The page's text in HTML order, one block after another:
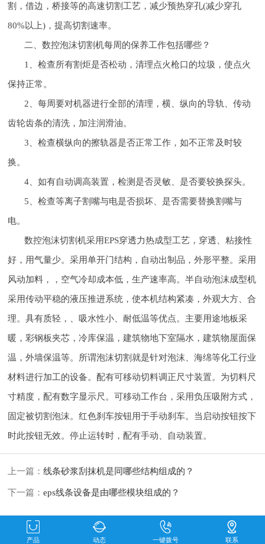
割，借边，桥接等的高速切割工艺，减少预热穿孔(减少穿孔
80%以上)，提高切割速率。
二、数控泡沫切割机每周的保养工作包括哪些？
1、检查所有割炬是否松动，清理点火枪口的垃圾，使点火
保持正常。
2、每周要对机器进行全部的清理，横、纵向的导轨、传动
齿轮齿条的清洗，加注润滑油。
3、检查横纵向的擦轨器是否正常工作，如不正常及时较
换。
4、如有自动调高装置，检测是否灵敏、是否要较换探头。
5、检查等离子割嘴与电是否损坏、是否需要替换割嘴与
电。
数控泡沫切割机采用EPS穿透力热成型工艺，穿透、粘接性
好，用气量少。采用单开门结构，自动出制品，外形平整。采用
风动加料，，空气冷却成本低，生产速率高。半自动泡沫成型机
采用传动平稳的液压推进系统，使本机结构紧凑，外观大方、合
理。具有质轻，、吸水性小、耐低温等优点。主要用途地板采
暖，彩钢板夹芯，冷库保温，建筑物地下室隔水，建筑物屋面保
温，外墙保温等。所谓泡沫切割就是针对泡沫、海绵等化工行业
材料进行加工的设备。配有可移动切料调正尺寸装置。为切料尺
寸精度，配有数字显示尺。可移动工作台，采用负压吸附方式，
固定被切割泡沫。红色刹车按钮用于手动刹车。当启动按钮按下
时此按钮无效。停止运转时，配有手动、自动装置。
上一篇：线条砂浆刮抹机是同哪些结构组成的？
下一篇：eps线条设备是由哪些模块组成的？
产品 动态 一键拨号 联系